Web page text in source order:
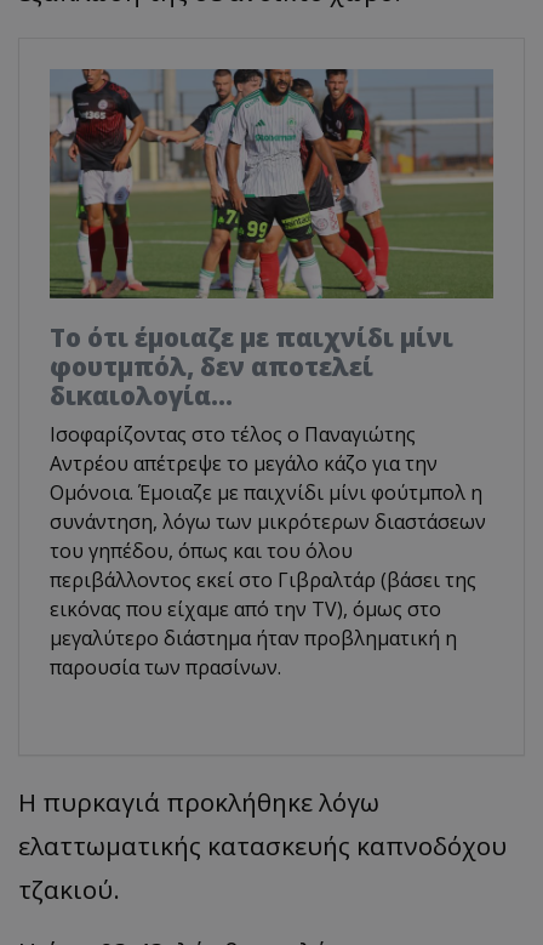
Το ότι έμοιαζε με παιχνίδι μίνι
φουτμπόλ, δεν αποτελεί
δικαιολογία…
Ισοφαρίζοντας στο τέλος ο Παναγιώτης
Αντρέου απέτρεψε το μεγάλο κάζο για την
Ομόνοια. Έμοιαζε με παιχνίδι μίνι φούτμπολ η
συνάντηση, λόγω των μικρότερων διαστάσεων
του γηπέδου, όπως και του όλου
περιβάλλοντος εκεί στο Γιβραλτάρ (βάσει της
εικόνας που είχαμε από την TV), όμως στο
μεγαλύτερο διάστημα ήταν προβληματική η
παρουσία των πρασίνων.
Η πυρκαγιά προκλήθηκε λόγω
ελαττωματικής κατασκευής καπνοδόχου
τζακιού.